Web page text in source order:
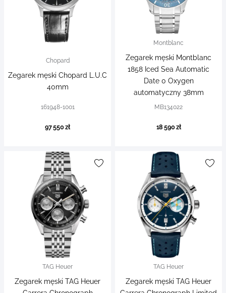
Chopard
Zegarek męski Chopard L.U.C
40mm
161948-1001
97 550 zł
Montblanc
Zegarek męski Montblanc
1858 Iced Sea Automatic
Date 0 Oxygen
automatyczny 38mm
MB134022
18 590 zł
TAG Heuer
Zegarek męski TAG Heuer
TAG Heuer
Zegarek męski TAG Heuer